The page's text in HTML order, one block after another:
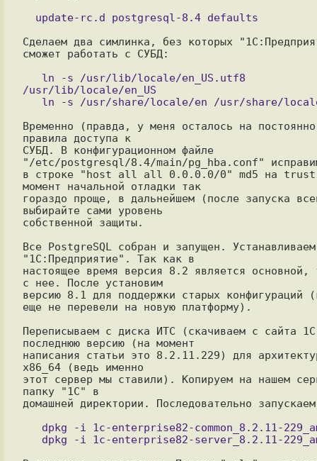
Сделаем два симлинка, без которых
сможет работать с СУБД:
/usr/lib/locale/en_US
Временно (правда, у меня осталось на
правила доступа к
СУБД. В конфигурационном файле
"/etc/postgresql/8.4/main/pg_hba.conf"
в строке "host all all 0.0.0.0/0" md5 на
момент начальной отладки так
гораздо проще, в дальнейшем (после запуска
выбирайте сами уровень
собственной защиты.
Все PostgreSQL собран и запущен. Устанавливаем
"1С:Предприятие". Так как в
настоящее время версия 8.2 является основной,
с нее. После установим
версию 8.1 для поддержки старых конфигураций
еще не перевели на новую платформу).
Переписываем с диска ИТС (скачиваем с сайта
последнюю версию (на момент
написания статьи это 8.2.11.229) для
x86_64 (ведь именно
этот сервер мы ставили). Копируем на нашем
папку "1С" в
домашней директории. Последовательно